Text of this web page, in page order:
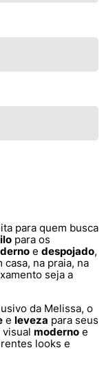
para quem busca
para os
e despojado,
na praia, na
seja a
da Melissa, o
e leveza para seus
visual moderno e
looks e